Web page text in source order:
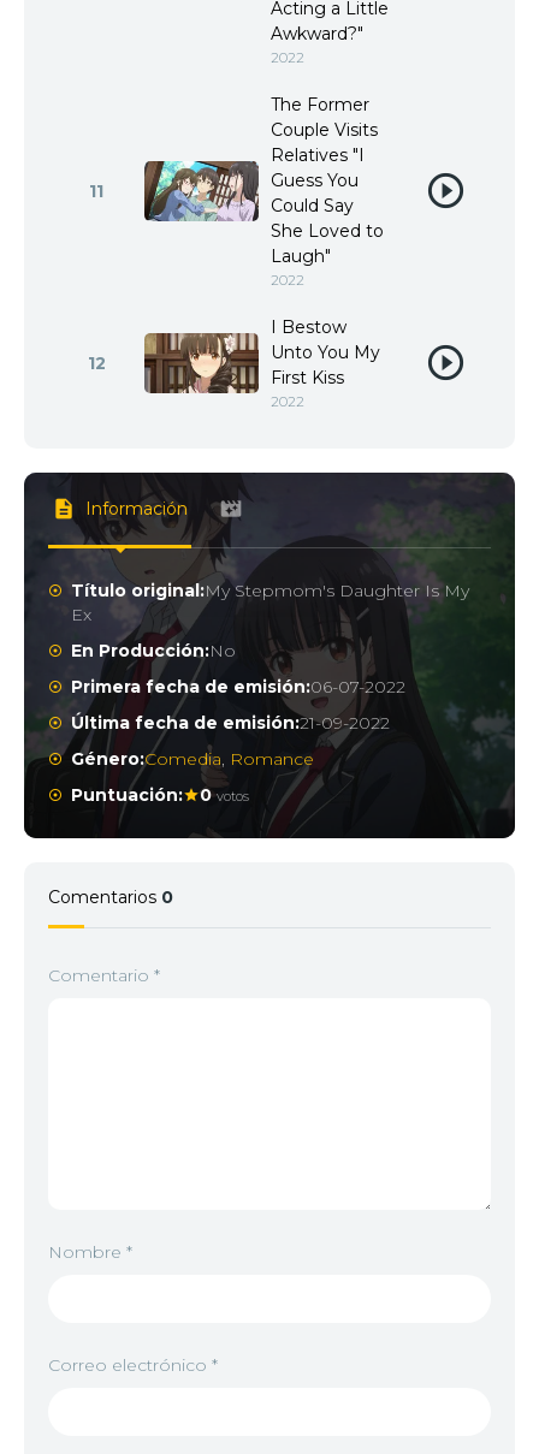
Acting a Little
Awkward?"
2022
11
The Former
Couple Visits
Relatives "I
Guess You
Could Say
She Loved to
Laugh"
2022
12
I Bestow
Unto You My
First Kiss
2022
Información
Título original:My Stepmom's Daughter Is My
Ex
En Producción:No
Primera fecha de emisión:06-07-2022
Última fecha de emisión:21-09-2022
Género:Comedia, Romance
Puntuación:
0 votos
Comentarios 0
Comentario *
Nombre *
Correo electrónico *